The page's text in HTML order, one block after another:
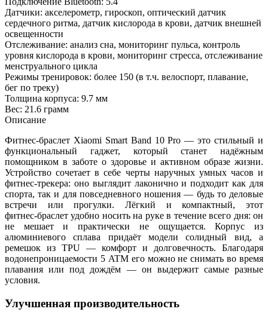
Датчики: акселерометр, гироскоп, оптический датчик
сердечного ритма, датчик кислорода в крови, датчик внешней
освещенности
Отслеживание: анализ сна, мониторинг пульса, контроль
уровня кислорода в крови, мониторинг стресса, отслеживание
менструального цикла
Режимы тренировок: более 150 (в т.ч. велоспорт, плавание,
бег по треку)
Толщина корпуса: 9.7 мм
Вес: 21.6 грамм
Описание
Фитнес‑браслет Xiaomi Smart Band 10 Pro — это стильный и
функциональный гаджет, который станет надёжным
помощником в заботе о здоровье и активном образе жизни.
Устройство сочетает в себе черты наручных умных часов и
фитнес‑трекера: оно выглядит лаконично и подходит как для
спорта, так и для повседневного ношения — будь то деловые
встречи или прогулки. Лёгкий и компактный, этот
фитнес‑браслет удобно носить на руке в течение всего дня: он
не мешает и практически не ощущается. Корпус из
алюминиевого сплава придаёт модели солидный вид, а
ремешок из TPU — комфорт и долговечность. Благодаря
водонепроницаемости 5 ATM его можно не снимать во время
плавания или под дождём — он выдержит самые разные
условия.
Улучшенная производительность